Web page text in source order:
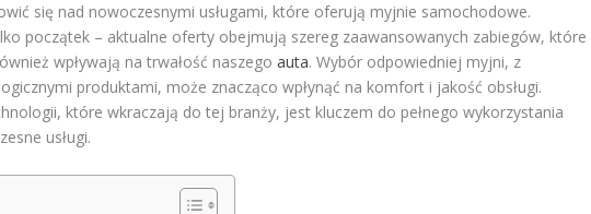
się nad nowoczesnymi usługami, które oferują myjnie samochodowe.
początek – aktualne oferty obejmują szereg zaawansowanych zabiegów, które
wpływają na trwałość naszegoauta. Wybór odpowiedniej myjni, z
produktami, może znacząco wpłynąć na komfort i jakość obsługi.
które wkraczają do tej branży, jest kluczem do pełnego wykorzystania
usługi.